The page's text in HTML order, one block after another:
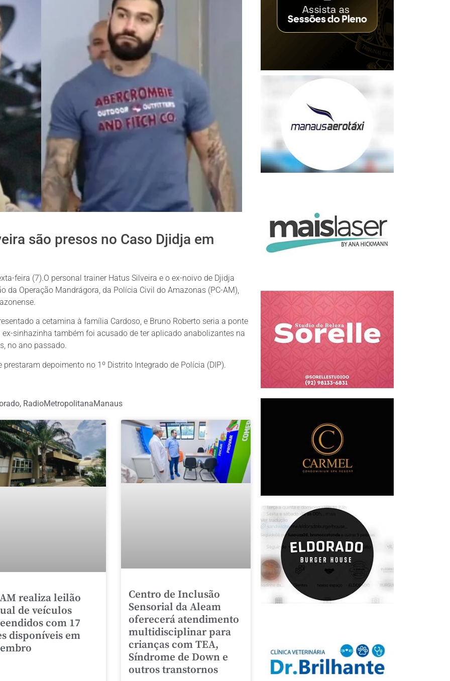
são presos no Caso Djidja em
feira (7).O personal trainer Hatus Silveira e o ex-noivo de Djidja
da Operação Mandrágora, da Polícia Civil do Amazonas (PC-AM),
a cetamina à família Cardoso, e Bruno Roberto seria a ponte
sinhazinha também foi acusado de ter aplicado anabolizantes na
no ano passado.
depoimento no 1º Distrito Integrado de Polícia (DIP).
, RadioMetropolitanaManaus
realiza leilão
de veículos
com 17
disponíveis em
Centro de Inclusão
Sensorial da Aleam
oferecerá atendimento
multidisciplinar para
crianças com TEA,
Síndrome de Down e
outros transtornos